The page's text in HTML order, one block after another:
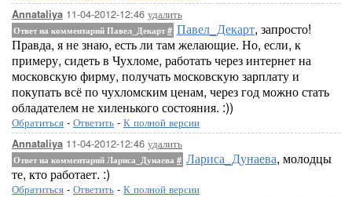
Annataliya 11-04-2012-12:46 удалить
Ответ на комментарий Павел_Декарт# Павел_Декарт, запросто!
Правда, я не знаю, есть ли там желающие. Но, если, к
примеру, сидеть в Чухломе, работать через интернет на
московскую фирму, получать московскую зарплату и
покупать всё по чухломским ценам, через год можно стать
обладателем не хиленького состояния. :))
Обратиться - Ответить - К полной версии
Annataliya 11-04-2012-12:46 удалить
Ответ на комментарий Лариса_Дунаева # Лариса_Дунаева, молодцы
те, кто работает. :)
Обратиться - Ответить - К полной версии